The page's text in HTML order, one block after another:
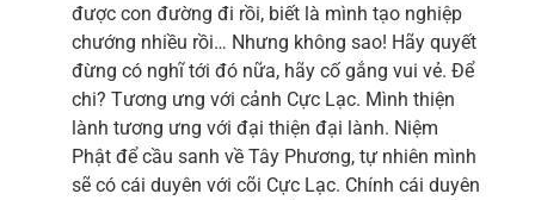
được con đường đi rồi, biết là mình tạo nghiệp
chướng nhiều rồi… Nhưng không sao! Hãy quyết
đừng có nghĩ tới đó nữa, hãy cố gắng vui vẻ. Để
chi? Tương ưng với cảnh Cực Lạc. Mình thiện
lành tương ưng với đại thiện đại lành. Niệm
Phật để cầu sanh về Tây Phương, tự nhiên mình
sẽ có cái duyên với cõi Cực Lạc. Chính cái duyên